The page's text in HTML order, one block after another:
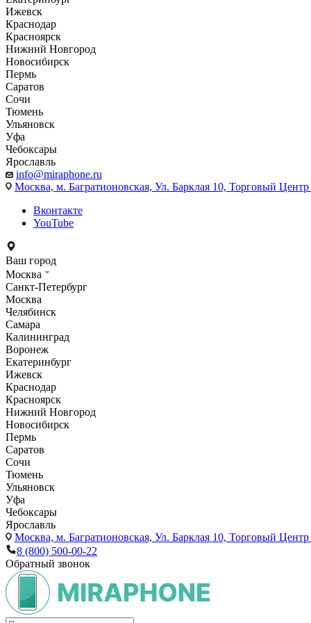
Ижевск
Краснодар
Красноярск
Нижний Новгород
Новосибирск
Пермь
Саратов
Сочи
Тюмень
Ульяновск
Уфа
Чебоксары
Ярославль
info@miraphone.ru
Москва, м. Багратионовская, Ул. Барклая 10, Торговый
Вконтакте
YouTube
Ваш город
Москва
Санкт-Петербург
Москва
Челябинск
Самара
Калининград
Воронеж
Екатеринбург
Ижевск
Краснодар
Красноярск
Нижний Новгород
Новосибирск
Пермь
Саратов
Сочи
Тюмень
Ульяновск
Уфа
Чебоксары
Ярославль
Москва, м. Багратионовская, Ул. Барклая 10, Торговый
8 (800) 500-00-22
Обратный звонок